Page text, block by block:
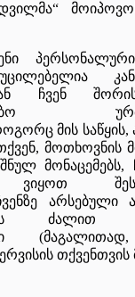
პერსონალური
ჩვენ
მის საწყის,
მოთხოვნის
მონაცემებს,
არსებული
ძალით
(მაგალითად,
თქვენთვის